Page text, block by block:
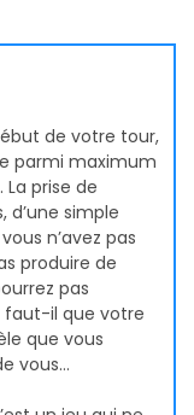
de votre tour,
parmi maximum
prise de
d’une simple
n’avez pas
produire de
pas
faut-il que votre
que vous
vous…